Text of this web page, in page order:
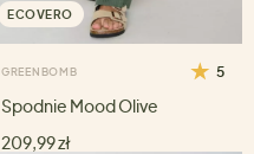
ECOVERO
GREENBOMB 5
Spodnie Mood Olive
209,99 zł